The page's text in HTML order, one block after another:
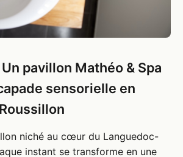
pavillon Mathéo & Spa
sensorielle en
niché au cœur du Languedoc-
instant se transforme en une